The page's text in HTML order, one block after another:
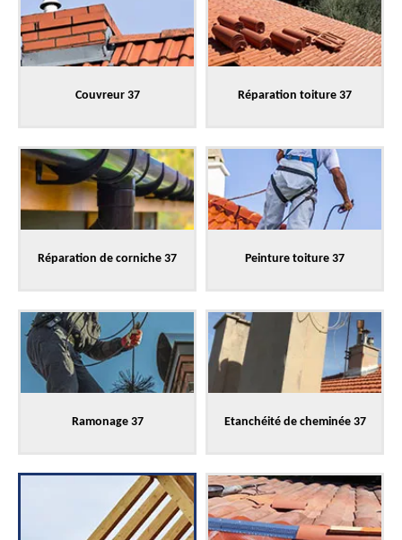
Couvreur 37 Réparation toiture 37
Réparation de corniche 37 Peinture toiture 37
Ramonage 37 Etanchéité de cheminée 37